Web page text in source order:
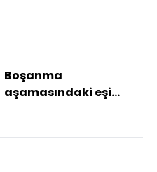
Tayland'dan iade
Boşanma
aşamasındaki eşi
sanığa ağırlaştırılmış